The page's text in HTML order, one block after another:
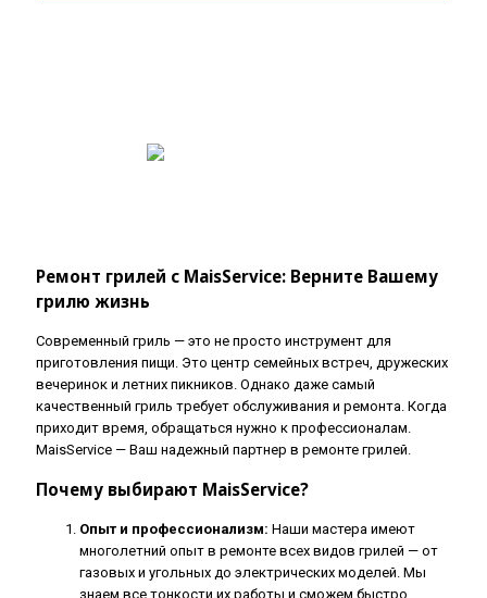
Ремонт грилей с MaisService: Верните Вашему
грилю жизнь
Современный гриль — это не просто инструмент для
приготовления пищи. Это центр семейных встреч, дружеских
вечеринок и летних пикников. Однако даже самый
качественный гриль требует обслуживания и ремонта. Когда
приходит время, обращаться нужно к профессионалам.
MaisService — Ваш надежный партнер в ремонте грилей.
Почему выбирают MaisService?
Опыт и профессионализм: Наши мастера имеют
многолетний опыт в ремонте всех видов грилей — от
газовых и угольных до электрических моделей. Мы
знаем все тонкости их работы и сможем быстро